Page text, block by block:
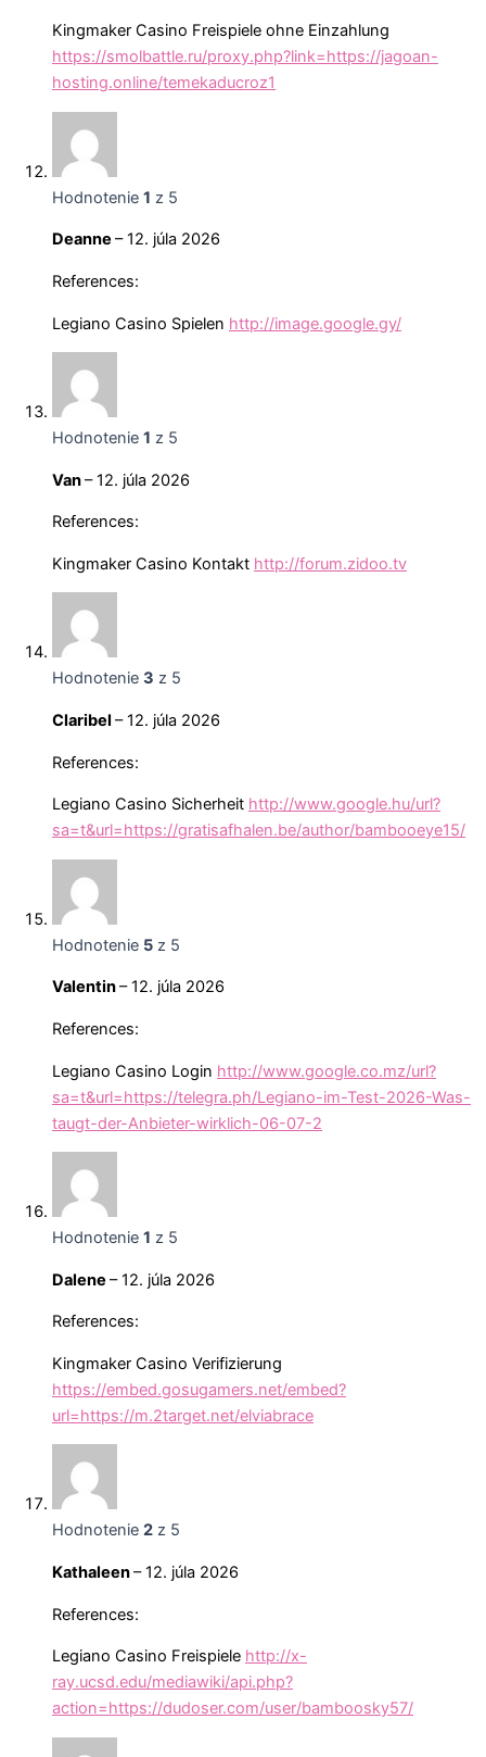
Kingmaker Casino Freispiele ohne Einzahlung
https://smolbattle.ru/proxy.php?link=https://jagoan-
hosting.online/temekaducroz1
Hodnotenie 1 z 5
Deanne – 12. júla 2026
References:
Legiano Casino Spielen http://image.google.gy/
Hodnotenie 1 z 5
Van– 12. júla 2026
References:
Kingmaker Casino Kontakt http://forum.zidoo.tv
Hodnotenie 3 z 5
Claribel – 12. júla 2026
References:
Legiano Casino Sicherheit http://www.google.hu/url?
sa=t&url=https://gratisafhalen.be/author/bambooeye15/
Hodnotenie 5 z 5
Valentin– 12. júla 2026
References:
Legiano Casino Login http://www.google.co.mz/url?
sa=t&url=https://telegra.ph/Legiano-im-Test-2026-Was-
taugt-der-Anbieter-wirklich-06-07-2
Hodnotenie 1 z 5
Dalene – 12. júla 2026
References:
Kingmaker Casino Verifizierung
https://embed.gosugamers.net/embed?
url=https://m.2target.net/elviabrace
Hodnotenie 2 z 5
Kathaleen– 12. júla 2026
References:
Legiano Casino Freispiele http://x-
ray.ucsd.edu/mediawiki/api.php?
action=https://dudoser.com/user/bamboosky57/